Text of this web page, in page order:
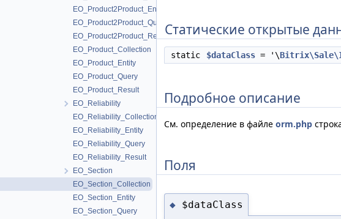
EO_Product2Product_Entity
EO_Product2Product_Query
EO_Product2Product_Result
EO_Product_Collection
EO_Product_Entity
EO_Product_Query
EO_Product_Result
EO_Reliability
EO_Reliability_Collection
EO_Reliability_Entity
EO_Reliability_Query
EO_Reliability_Result
EO_Section
EO_Section_Collection
EO_Section_Entity
EO_Section_Query
Статические открытые
static $dataClass = '\
Подробное описание
См. определение в файле orm.php
Поля
◆ $dataClass